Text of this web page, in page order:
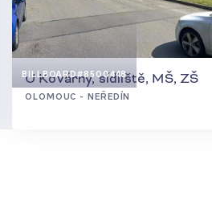
BILLBOARD#8500448
U Kovárny, sídliště, MŠ, ZŠ
OLOMOUC - NEŘEDÍN